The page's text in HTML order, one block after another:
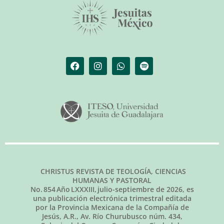
CHRISTUS REVISTA DE TEOLOGÍA, CIENCIAS
HUMANAS Y PASTORAL
No.854Año LXXXIII, julio-septiembre de 2026, es
una publicación electrónica trimestral editada
por la Provincia Mexicana de la Compañía de
Jesús, A.R., Av. Río Churubusco núm. 434,